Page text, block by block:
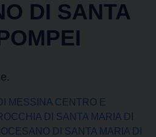
DI SANTA
MESSINA CENTRO E
DI SANTA MARIA DI
DI SANTA MARIA DI